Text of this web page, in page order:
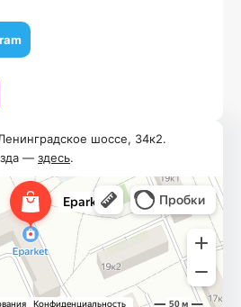
шоссе, 34к2.
— здесь.